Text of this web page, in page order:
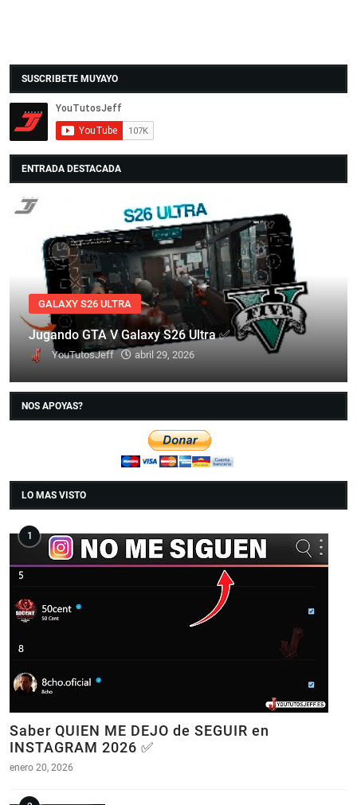
SUSCRIBETE MUYAYO
ENTRADA DESTACADA
GALAXY S26 ULTRA
Jugando GTA V Galaxy S26 Ultra ✅
YouTutosJeff abril 29, 2026
NOS APOYAS?
LO MAS VISTO
Saber QUIEN ME DEJO de SEGUIR en
INSTAGRAM 2026 ✅
enero 20, 2026